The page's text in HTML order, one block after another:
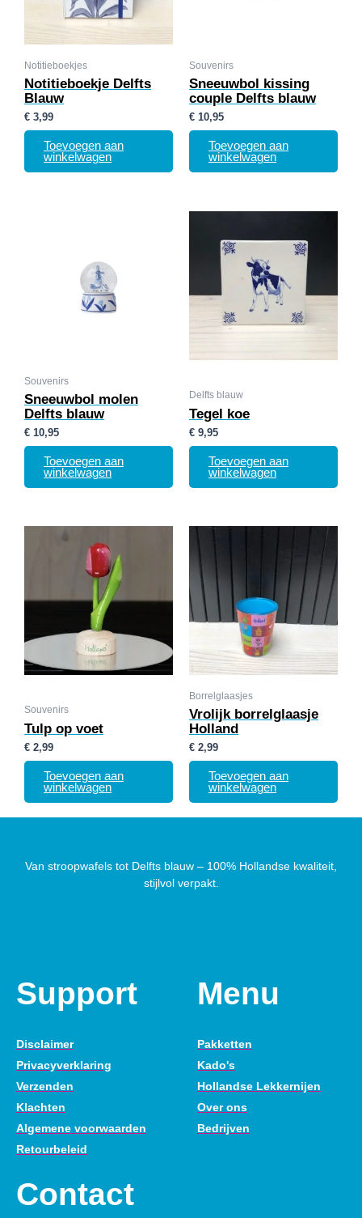
Notitieboekjes
Notitieboekje Delfts
Blauw
€ 3,99
Toevoegen aan
winkelwagen
Souvenirs
Sneeuwbol kissing
couple Delfts blauw
€ 10,95
Toevoegen aan
winkelwagen
Souvenirs
Sneeuwbol molen
Delfts blauw
€ 10,95
Toevoegen aan
winkelwagen
Delfts blauw
Tegel koe
€ 9,95
Toevoegen aan
winkelwagen
Souvenirs
Tulp op voet
€ 2,99
Toevoegen aan
winkelwagen
Borrelglaasjes
Vrolijk borrelglaasje
Holland
€ 2,99
Toevoegen aan
winkelwagen
Van stroopwafels tot Delfts blauw – 100% Hollandse kwaliteit,
stijlvol verpakt.
Support
Disclaimer
Privacyverklaring
Verzenden
Klachten
Algemene voorwaarden
Retourbeleid
Menu
Pakketten
Kado's
Hollandse Lekkernijen
Over ons
Bedrijven
Contact